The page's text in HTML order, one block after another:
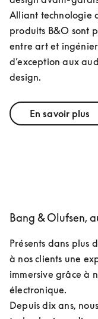
Alliant technologie
produits B&O sont
entre art et
d’exception aux
design.
En savoir plus
Bang & Olufsen,
Présents dans plus
à nos clients une
immersive grâce à
électronique.
Depuis dix ans,